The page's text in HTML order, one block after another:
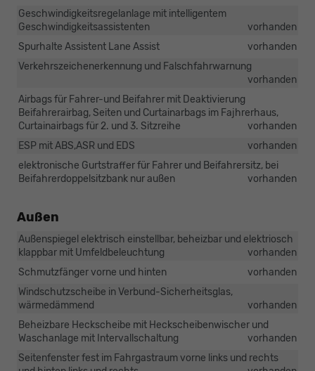
Geschwindigkeitsregelanlage mit intelligentem
Geschwindigkeitsassistenten
vorhanden
Spurhalte Assistent Lane Assist
vorhanden
Verkehrszeichenerkennung und Falschfahrwarnung
vorhanden
Airbags für Fahrer-und Beifahrer mit Deaktivierung
Beifahrerairbag, Seiten und Curtainarbags im Fajhrerhaus,
Curtainairbags für 2. und 3. Sitzreihe
vorhanden
ESP mit ABS,ASR und EDS
vorhanden
elektronische Gurtstraffer für Fahrer und Beifahrersitz, bei
Beifahrerdoppelsitzbank nur außen
vorhanden
Außen
Außenspiegel elektrisch einstellbar, beheizbar und elektriosch
klappbar mit Umfeldbeleuchtung
vorhanden
Schmutzfänger vorne und hinten
vorhanden
Windschutzscheibe in Verbund-Sicherheitsglas,
wärmedämmend
vorhanden
Beheizbare Heckscheibe mit Heckscheibenwischer und
Waschanlage mit Intervallschaltung
vorhanden
Seitenfenster fest im Fahrgastraum vorne links und rechts